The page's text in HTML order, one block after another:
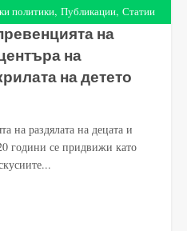
политики, Публикации, Статии
на
на
на детето
на раздялата на децата и
години се придвижи като